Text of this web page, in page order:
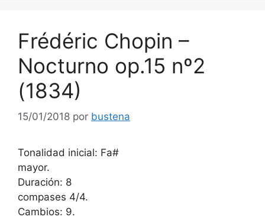
Frédéric Chopin –
Nocturno op.15 nº2
(1834)
15/01/2018 por bustena
Tonalidad inicial: Fa#
mayor.
Duración: 8
compases 4/4.
Cambios: 9.